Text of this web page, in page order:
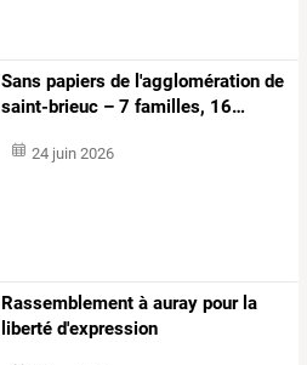
Sans papiers de l'agglomération de
saint-brieuc – 7 familles, 16…
24 juin 2026
Rassemblement à auray pour la
liberté d'expression